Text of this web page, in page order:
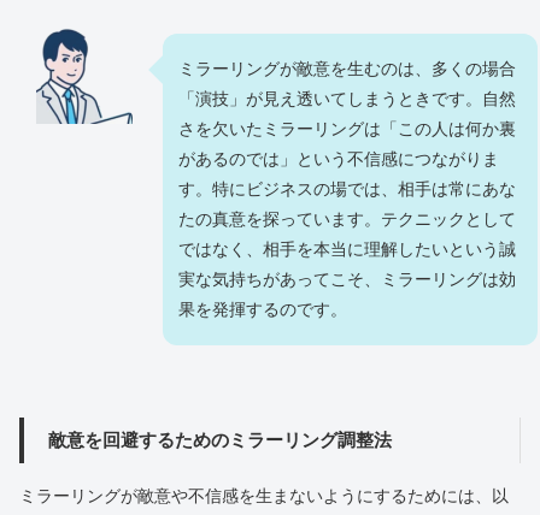
ミラーリングが敵意を生むのは、多くの場合
「演技」が見え透いてしまうときです。自然
さを欠いたミラーリングは「この人は何か裏
があるのでは」という不信感につながりま
す。特にビジネスの場では、相手は常にあな
たの真意を探っています。テクニックとして
ではなく、相手を本当に理解したいという誠
実な気持ちがあってこそ、ミラーリングは効
果を発揮するのです。
敵意を回避するためのミラーリング調整法
ミラーリングが敵意や不信感を生まないようにするためには、以